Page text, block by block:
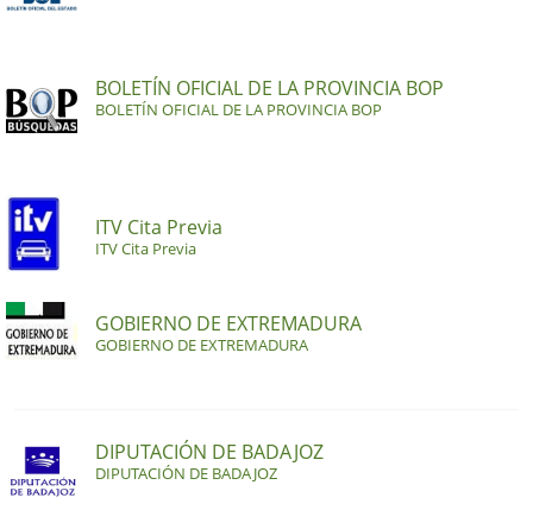
BOLETÍN OFICIAL DE LA PROVINCIA BOP
BOLETÍN OFICIAL DE LA PROVINCIA BOP
ITV Cita Previa
ITV Cita Previa
GOBIERNO DE EXTREMADURA
GOBIERNO DE EXTREMADURA
DIPUTACIÓN DE BADAJOZ
DIPUTACIÓN DE BADAJOZ